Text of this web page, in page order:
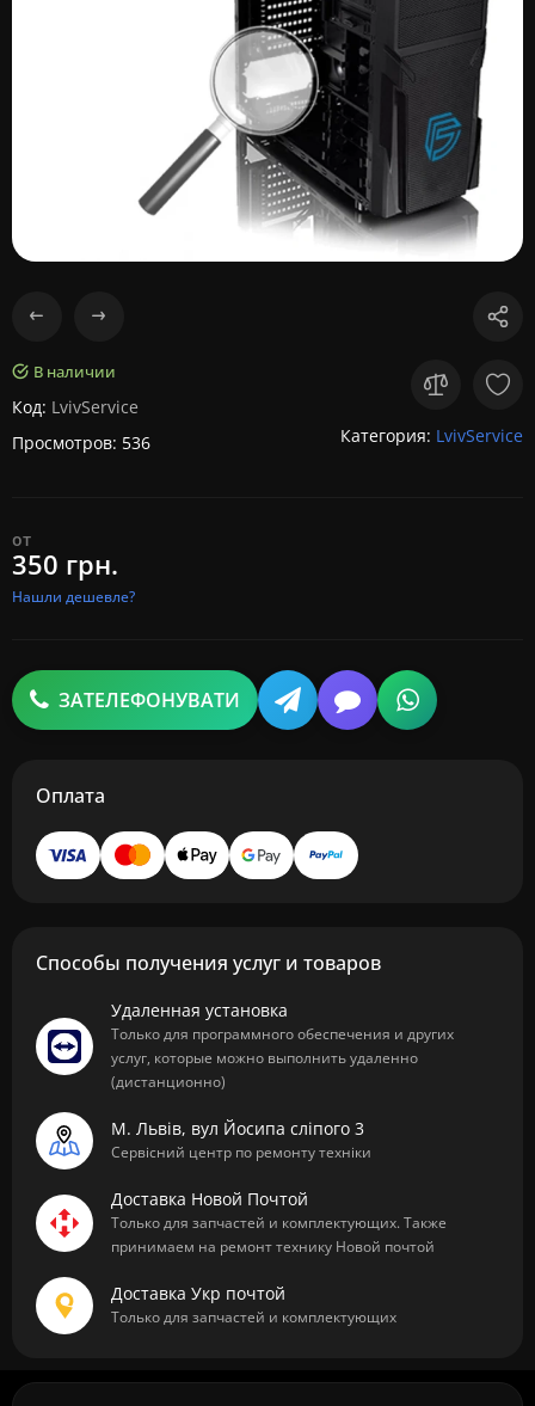
В наличии
Код: LvivService
Просмотров: 536
Категория: LvivService
от
350 грн.
Нашли дешевле?
ЗАТЕЛЕФОНУВАТИ
Оплата
Способы получения услуг и товаров
Удаленная установка
Только для программного обеспечения и других
услуг, которые можно выполнить удаленно
(дистанционно)
М. Львів, вул Йосипа сліпого 3
Сервісний центр по ремонту техніки
Доставка Новой Почтой
Только для запчастей и комплектующих. Также
принимаем на ремонт технику Новой почтой
Доставка Укр почтой
Только для запчастей и комплектующих